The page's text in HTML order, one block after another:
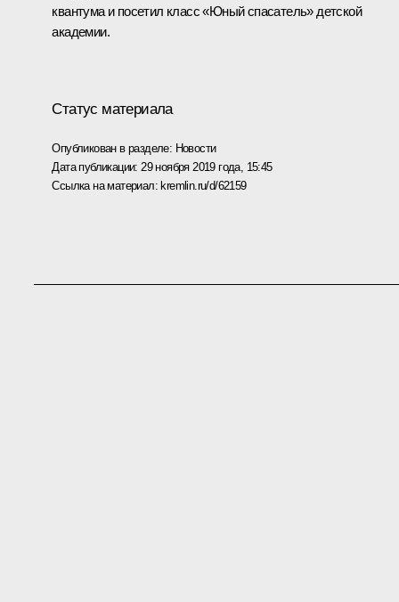
квантума и посетил класс «Юный спасатель» детской
академии.
Статус материала
Опубликован в разделе: Новости
Дата публикации: 29 ноября 2019 года, 15:45
Ссылка на материал: kremlin.ru/d/62159